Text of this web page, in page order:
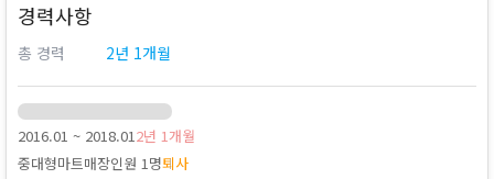
경력사항
총 경력 2년 1개월
2016.01 ~ 2018.012년 1개월
중대형마트매장인원 1명퇴사